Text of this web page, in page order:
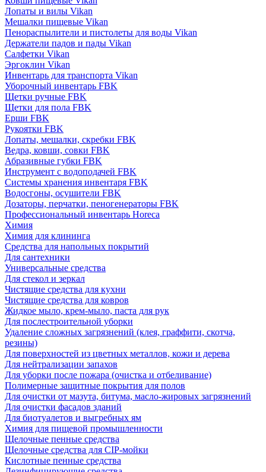
Лопаты и вилы Vikan
Мешалки пищевые Vikan
Пенораспылители и пистолеты для воды Vikan
Держатели падов и пады Vikan
Салфетки Vikan
Эргоклин Vikan
Инвентарь для транспорта Vikan
Уборочный инвентарь FBK
Щетки ручные FBK
Щетки для пола FBK
Ерши FBK
Рукоятки FBK
Лопаты, мешалки, скребки FBK
Ведра, ковши, совки FBK
Абразивные губки FBK
Инструмент с водоподачей FBK
Системы хранения инвентаря FBK
Водосгоны, осушители FBK
Дозаторы, перчатки, пеногенераторы FBK
Профессиональный инвентарь Horeca
Химия
Химия для клининга
Средства для напольных покрытий
Для сантехники
Универсальные средства
Для стекол и зеркал
Чистящие средства для кухни
Чистящие средства для ковров
Жидкое мыло, крем-мыло, паста для рук
Для послестроительной уборки
Удаление сложных загрязнений (клея, граффити, скотча,
резины)
Для поверхностей из цветных металлов, кожи и дерева
Для нейтрализации запахов
Для уборки после пожара (очистка и отбеливание)
Полимерные защитные покрытия для полов
Для очистки от мазута, битума, масло-жировых загрязнений
Для очистки фасадов зданий
Для биотуалетов и выгребных ям
Химия для пищевой промышленности
Щелочные пенные средства
Щелочные средства для CIP-мойки
Кислотные пенные средства